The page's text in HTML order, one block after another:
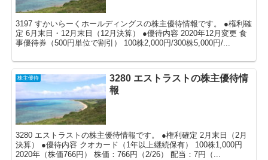
3197 すかいらーくホールディングスの株主優待情報です。 ●権利確
定 6月末日・12月末日（12月決算） ●優待内容 2020年12月変更 食
事優待券（500円単位で割引） 100株2,000円/300株5,000円/...
株主優待
3280 エストラストの株主優待情
報
3280 エストラストの株主優待情報です。 ●権利確定 2月末日（2月
決算） ●優待内容 クオカード（1年以上継続保有） 100株1,000円
2020年（株価766円） 株価：766円（2/26） 配当：7円（...